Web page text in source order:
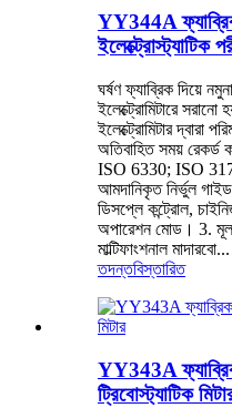
YY344A
ইলেক্ট্রোস্ট্যাটিক
ঘর্ষণ ফ্যাব্রিক দিয়ে
ইলেক্ট্রোমিটারে সরানো
ইলেক্ট্রোমিটার দ্বারা
অতিবাহিত সময়
ISO 6330; ISO 3175
আমদানিকৃত নির্ভুল
ডিসপ্লে কন্ট্রোল,
অপারেশন মোড। 3. মূল
মাল্টিফাংশনাল মাদারবো...
তদন্তবিস্তারিত
YY343A
ট্রিবোস্ট্যাটিক